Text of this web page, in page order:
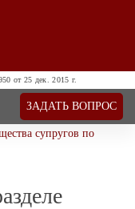
от 25 дек. 2015 г.
ЗАДАТЬ ВОПРОС
супругов по